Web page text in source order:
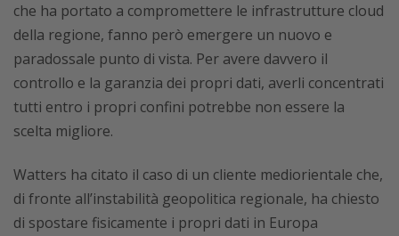
che ha portato a compromettere le infrastrutture cloud
della regione, fanno però emergere un nuovo e
paradossale punto di vista. Per avere davvero il
controllo e la garanzia dei propri dati, averli concentrati
tutti entro i propri confini potrebbe non essere la
scelta migliore.
Watters ha citato il caso di un cliente mediorientale che,
di fronte all’instabilità geopolitica regionale, ha chiesto
di spostare fisicamente i propri dati in Europa